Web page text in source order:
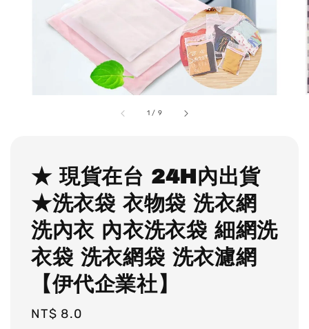
1 / 9
★ 現貨在台 24H內出貨
★洗衣袋 衣物袋 洗衣網
洗內衣 內衣洗衣袋 細網洗
衣袋 洗衣網袋 洗衣濾網
【伊代企業社】
Regular
NT$ 8.0